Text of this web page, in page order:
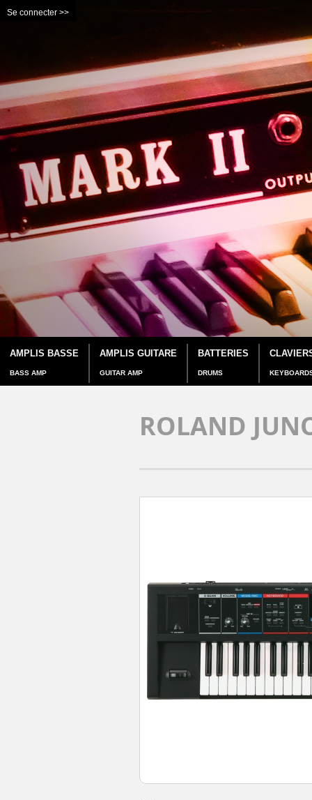
Se connecter >>
AMPLIS BASSE
BASS AMP
AMPLIS GUITARE
GUITAR AMP
BATTERIES
DRUMS
ROLAND